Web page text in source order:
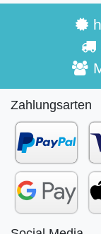
Zahlungsarten